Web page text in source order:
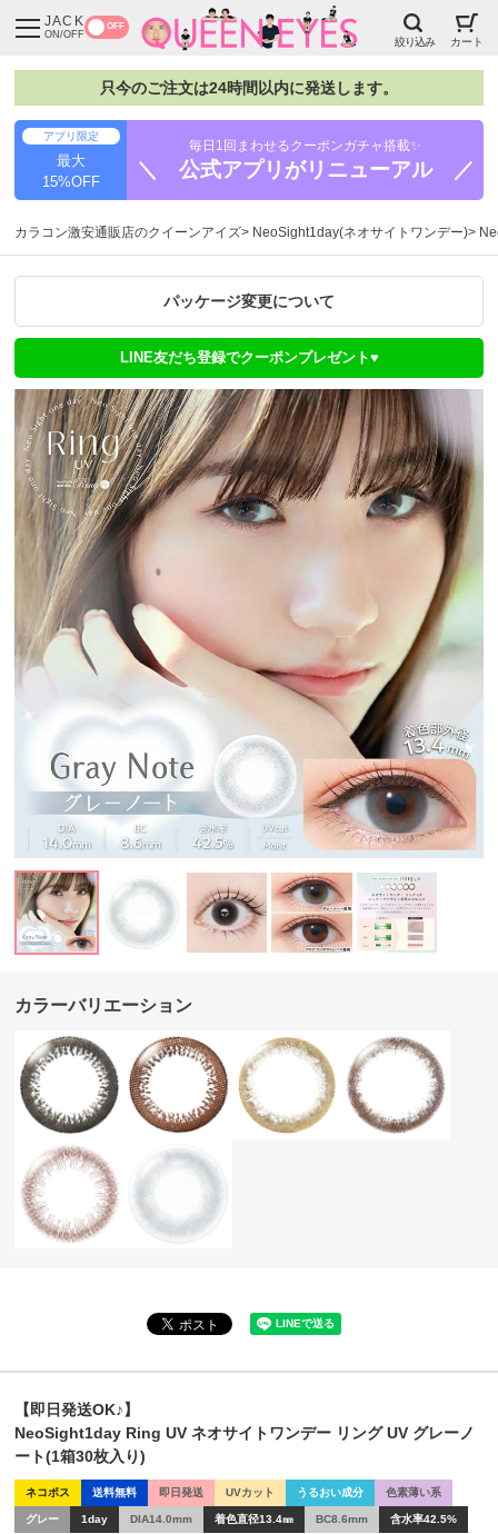
JACK
ON/OFF
OFF
絞り込み カート
只今のご注文は24時間以内に発送します。
アプリ限定
最大
15%OFF
毎日1回まわせるクーポンガチャ搭載✨
＼ 公式アプリがリニューアル ／
カラコン激安通販店のクイーンアイズ NeoSight1day(ネオサイトワンデー)
パッケージ変更について
LINE友だち登録でクーポンプレゼント♥
カラーバリエーション
【即日発送OK♪】
NeoSight1day Ring UV ネオサイトワンデー リング UV グレーノ
ート(1箱30枚入り)
ネコポス 送料無料 即日発送 UVカット うるおい成分 色素薄い系
グレー 1day DIA14.0mm 着色直径13.4㎜ BC8.6mm 含水率42.5%